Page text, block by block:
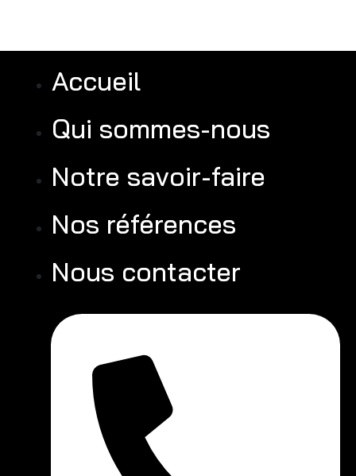
Accueil
Qui sommes-nous
Notre savoir-faire
Nos références
Nous contacter